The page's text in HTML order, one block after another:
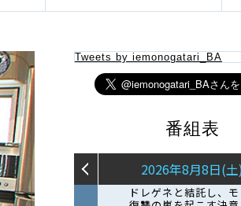
Tweets by iemonogatari_BA
番組表